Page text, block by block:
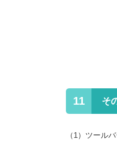
11 そ
（1） ツール